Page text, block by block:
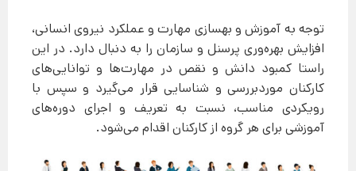
توجه به آموزش و بهسازی مهارت و عملکرد نیروی انسانی،
افزایش بهره‌وری پرسنل و سازمان را به دنبال دارد. در این
راستا کمبود دانش و نقص در مهارت‌ها و توانایی‌های
کارکنان موردبررسی و شناسایی قرار می‌گیرد و سپس با
رویکردی مناسب، نسبت به تعریف و اجرای دوره‌های
آموزشی برای هر گروه از کارکنان اقدام می‌شود.